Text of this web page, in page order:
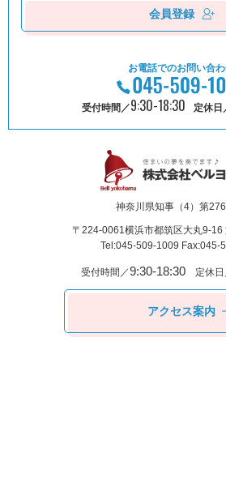
会員登録
お電話でのお問い合
受付時間／9:30-18:30 定休日
神奈川県知事（4）第
〒224-0061横浜市都筑区⼤丸9-16
Tel:045-509-1009 Fax:045-
受付時間／9:30-18:30定休日
アクセス案内